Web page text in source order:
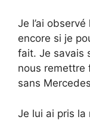
Je l’ai
encore si je
fait. Je savais
nous remettre
sans
Je lui ai pris la